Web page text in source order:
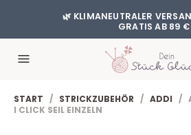
🌿 KLIMANEUTRALER
GRATIS AB 89 €
START / STRICKZUBEHÖR / ADDI /
I CLICK SEIL EINZELN